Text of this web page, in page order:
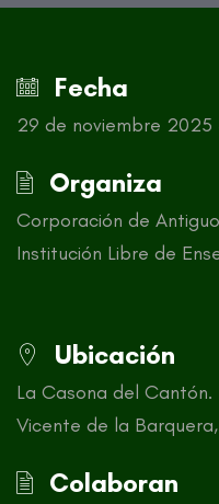
Fecha
29 de noviembre 2025
Organiza
Corporación de
Institución Libre de
Ubicación
La Casona del
Vicente de la
Colaboran